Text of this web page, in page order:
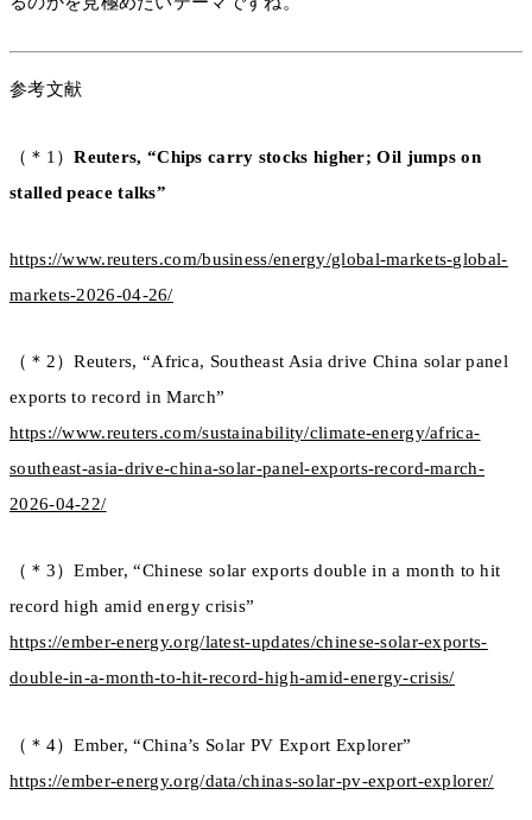
参考文献
（＊1）Reuters, “Chips carry stocks higher; Oil jumps on
stalled peace talks”
https://www.reuters.com/business/energy/global-markets-global-
markets-2026-04-26/
（＊2）Reuters, “Africa, Southeast Asia drive China solar panel
exports to record in March”
https://www.reuters.com/sustainability/climate-energy/africa-
southeast-asia-drive-china-solar-panel-exports-record-march-
2026-04-22/
（＊3）Ember, “Chinese solar exports double in a month to hit
record high amid energy crisis”
https://ember-energy.org/latest-updates/chinese-solar-exports-
double-in-a-month-to-hit-record-high-amid-energy-crisis/
（＊4）Ember, “China’s Solar PV Export Explorer”
https://ember-energy.org/data/chinas-solar-pv-export-explorer/